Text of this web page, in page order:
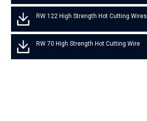
RW 122 High Strength Hot Cutting Wires
RW 70 High Strength Hot Cutting Wire